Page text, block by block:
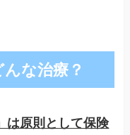
な治療？
は原則として保険